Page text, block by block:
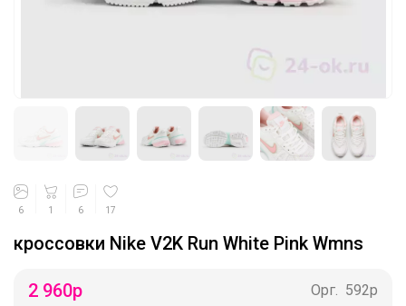
6 1 6 17
кроссовки Nikе V2K Run White Pink Wmns
2 960р Орг. 592р